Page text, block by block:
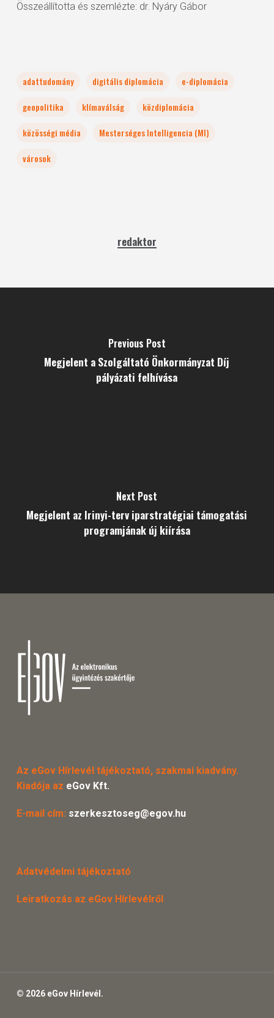
Összeállította és szemlézte: dr. Nyáry Gábor
adattudomány digitális diplomácia
e-diplomácia
geopolitika
klímaválság
közdiplomácia
közösségi média
Mesterséges Intelligencia (MI)
városok
redaktor
Previous Post
Megjelent a Szolgáltató Önkormányzat Díj
pályázati felhívása
Next Post
Megjelent az Irinyi-terv iparstratégiai támogatási
programjának új kiírása
Az eGov Hírlevél tájékoztató, szakmai kiadvány.
Kiadója az eGov Kft.
E-mail cím: szerkesztoseg@egov.hu
Adatvédelmi tájékoztató
Leiratkozás az eGov Hírlevélről
© 2026 eGov Hírlevél.